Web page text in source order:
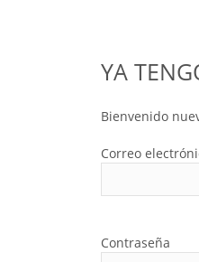
YA
Bienvenido
Correo
Contraseña